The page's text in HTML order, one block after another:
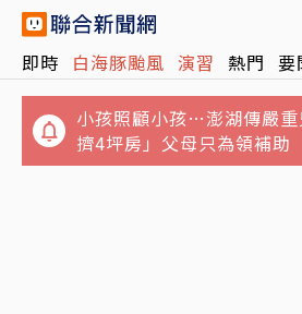
即時 白海豚颱風 演習 熱門 要
曬「死蔭幽谷」吐心聲
小孩照顧小孩…澎湖傳嚴
擠4坪房」父母只為領補助